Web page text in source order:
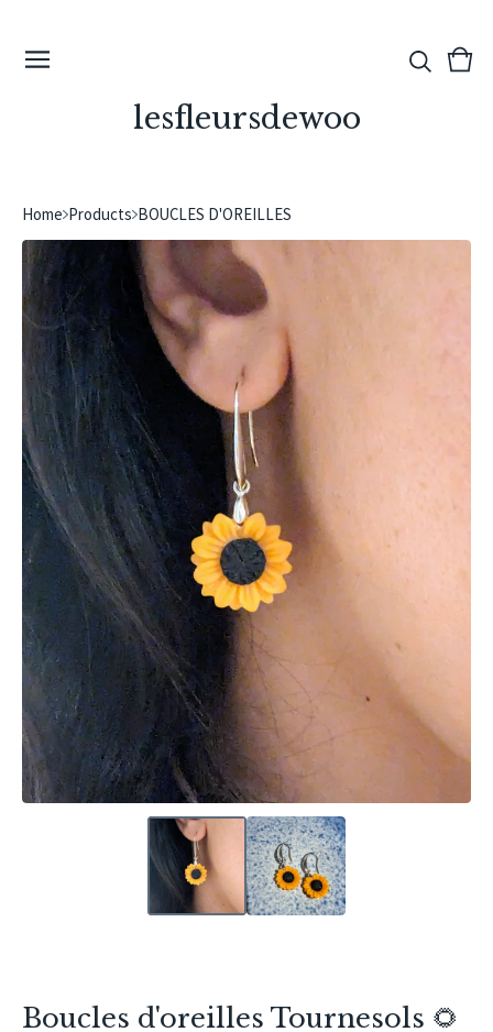
lesfleursdewoo
View
0
Home Products BOUCLES D'OREILLES
Boucles d'oreilles Tournesols 🌻